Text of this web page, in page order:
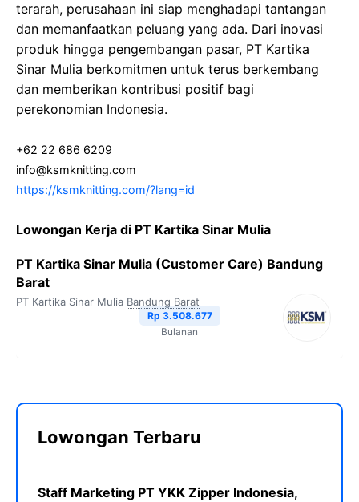
terarah, perusahaan ini siap menghadapi tantangan
dan memanfaatkan peluang yang ada. Dari inovasi
produk hingga pengembangan pasar, PT Kartika
Sinar Mulia berkomitmen untuk terus berkembang
dan memberikan kontribusi positif bagi
perekonomian Indonesia.
+62 22 686 6209
info@ksmknitting.com
https://ksmknitting.com/?lang=id
Lowongan Kerja di PT Kartika Sinar Mulia
PT Kartika Sinar Mulia (Customer Care) Bandung
Barat
PT Kartika Sinar Mulia Bandung Barat
Rp 3.508.677
Bulanan
Lowongan Terbaru
Staff Marketing PT YKK Zipper Indonesia,